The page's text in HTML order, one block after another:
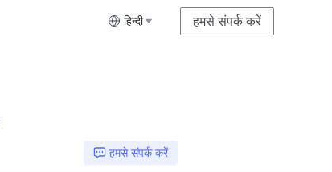
हिन्दी हमसे संपर्क करें
हमसे संपर्क करें